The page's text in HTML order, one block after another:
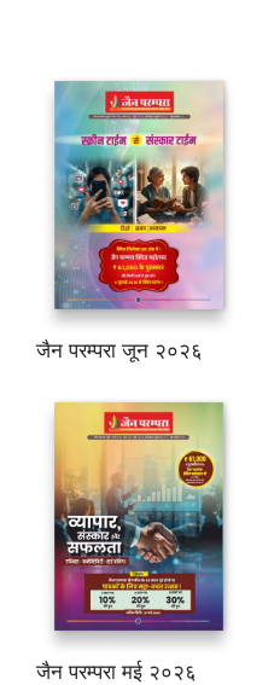
जैन परम्परा जून २०२६
जैन परम्परा मई २०२६